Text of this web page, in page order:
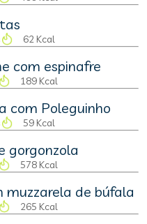
62 Kcal
com espinafre
189 Kcal
com Poleguinho
59 Kcal
gorgonzola
578 Kcal
muzzarela de búfala
265 Kcal